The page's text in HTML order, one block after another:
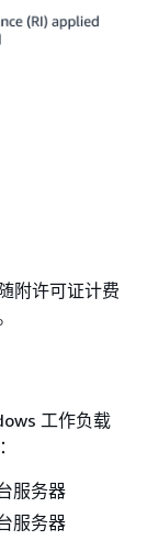
附许可证计费
工作负载
服务器
服务器